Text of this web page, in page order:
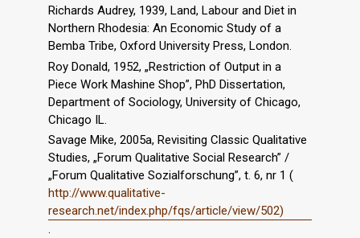
Richards Audrey, 1939, Land, Labour and Diet in
Northern Rhodesia: An Economic Study of a
Bemba Tribe, Oxford University Press, London.
Roy Donald, 1952, „Restriction of Output in a
Piece Work Mashine Shop”, PhD Dissertation,
Department of Sociology, University of Chicago,
Chicago IL.
Savage Mike, 2005a, Revisiting Classic Qualitative
Studies, „Forum Qualitative Social Research” /
„Forum Qualitative Sozialforschung”, t. 6, nr 1 (
http://www.qualitative-
research.net/index.php/fqs/article/view/502)
.